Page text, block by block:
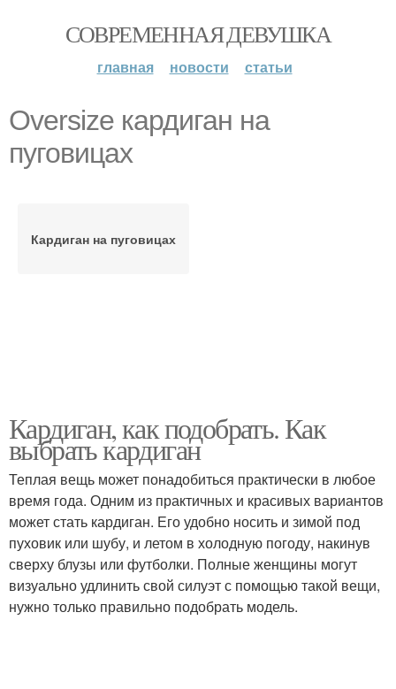
СОВРЕМЕННАЯ ДЕВУШКА
главная новости статьи
Oversize кардиган на
пуговицах
Кардиган на пуговицах
Кардиган, как подобрать. Как
выбрать кардиган
Теплая вещь может понадобиться практически в любое
время года. Одним из практичных и красивых вариантов
может стать кардиган. Его удобно носить и зимой под
пуховик или шубу, и летом в холодную погоду, накинув
сверху блузы или футболки. Полные женщины могут
визуально удлинить свой силуэт с помощью такой вещи,
нужно только правильно подобрать модель.